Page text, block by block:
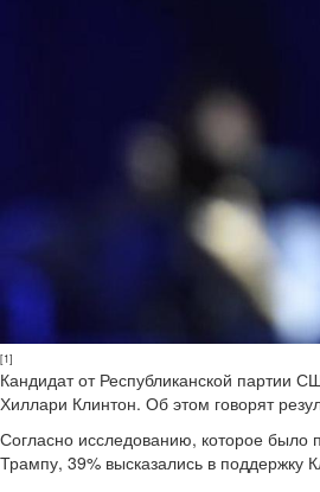
[1]
Кандидат от Республиканской партии
Хиллари Клинтон. Об этом говорят
Согласно исследованию, которое было
Трампу, 39% высказались в поддержку